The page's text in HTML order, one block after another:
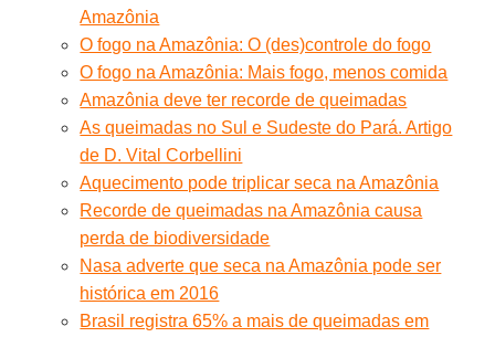
Amazônia
O fogo na Amazônia: O (des)controle do fogo
O fogo na Amazônia: Mais fogo, menos comida
Amazônia deve ter recorde de queimadas
As queimadas no Sul e Sudeste do Pará. Artigo
de D. Vital Corbellini
Aquecimento pode triplicar seca na Amazônia
Recorde de queimadas na Amazônia causa
perda de biodiversidade
Nasa adverte que seca na Amazônia pode ser
histórica em 2016
Brasil registra 65% a mais de queimadas em